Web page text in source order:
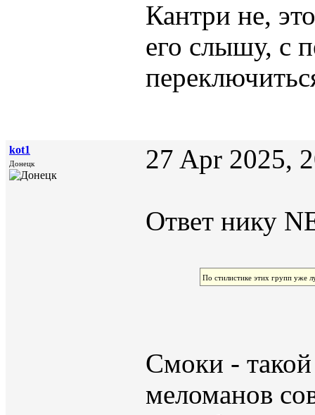
Кантри не,
его слышу, с
kot1
Донецк 27 Apr 2025,
Ответ нику
По стилистике этих групп уже
Смоки -
меломанов